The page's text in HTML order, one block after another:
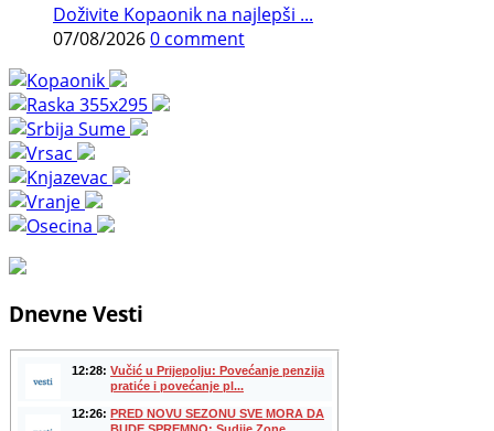
Doživite Kopaonik na najlepši ...
07/08/20260 comment
Dnevne Vesti